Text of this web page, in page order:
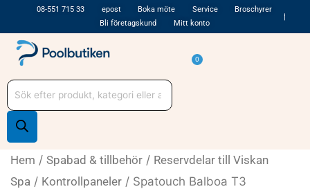
till
innehåll
08-551 715 33 epost Boka möte Service
Broschyrer
Bli företagskund
Mitt konto
0
Varukorg
Produktsökning
Hem / Spabad & tillbehör / Reservdelar till Viskan
Spa / Kontrollpaneler / Spatouch Balboa T3